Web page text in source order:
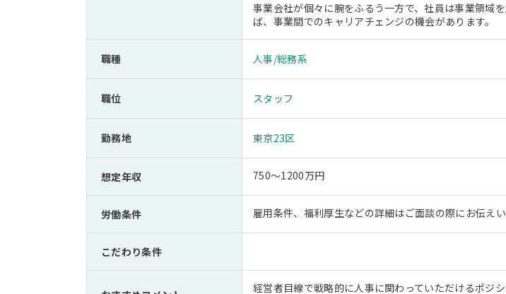
事業会社が個々に腕をふるう一方で、社員は事業領域
ば、事業間でのキャリアチェンジの機会があります。
職種 人事/総務系
職位 スタッフ
勤務地 東京23区
想定年収 750～1200万円
労働条件 雇用条件、福利厚生などの詳細はご面談の際にお伝えい
こだわり条件
経営者目線で戦略的に人事に関わっていただけるポジ